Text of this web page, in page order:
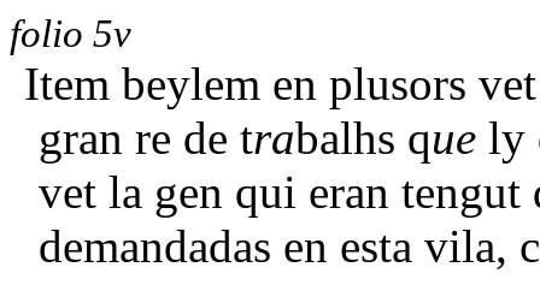
folio 5v
Item beylem en plusors
gran re de trabalhs que ly
vet la gen qui eran tengut
demandadas en esta vila,